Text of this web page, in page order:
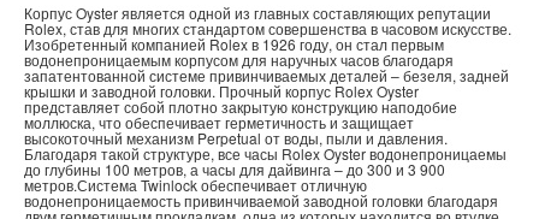
Корпус Oyster является одной из главных составляющих репутации
Rolex, став для многих стандартом совершенства в часовом искусстве.
Изобретенный компанией Rolex в 1926 году, он стал первым
водонепроницаемым корпусом для наручных часов благодаря
запатентованной системе привинчиваемых деталей – безеля, задней
крышки и заводной головки. Прочный корпус Rolex Oyster
представляет собой плотно закрытую конструкцию наподобие
моллюска, что обеспечивает герметичность и защищает
высокоточный механизм Perpetual от воды, пыли и давления.
Благодаря такой структуре, все часы Rolex Oyster водонепроницаемы
до глубины 100 метров, а часы для дайвинга – до 300 и 3 900
метров.Система Twinlock обеспечивает отличную
водонепроницаемость привинчиваемой заводной головки благодаря